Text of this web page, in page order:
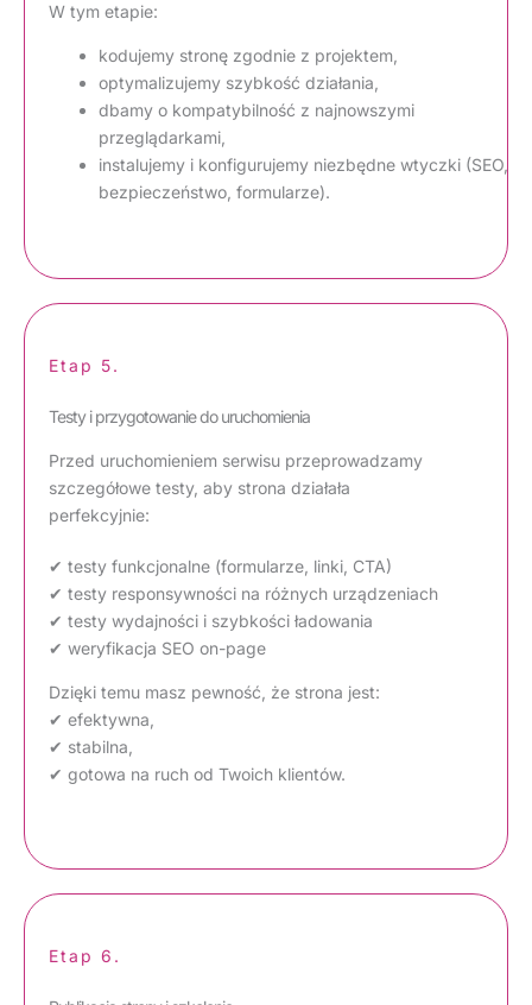
W tym etapie:
kodujemy stronę zgodnie z projektem,
optymalizujemy szybkość działania,
dbamy o kompatybilność z najnowszymi
przeglądarkami,
instalujemy i konfigurujemy niezbędne wtyczki (SEO,
bezpieczeństwo, formularze).
Etap 5.
Testy i przygotowanie do uruchomienia
Przed uruchomieniem serwisu przeprowadzamy
szczegółowe testy, aby strona działała
perfekcyjnie:
✔ testy funkcjonalne (formularze, linki, CTA)
✔ testy responsywności na różnych urządzeniach
✔ testy wydajności i szybkości ładowania
✔ weryfikacja SEO on-page
Dzięki temu masz pewność, że strona jest:
✔ efektywna,
✔ stabilna,
✔ gotowa na ruch od Twoich klientów.
Etap 6.